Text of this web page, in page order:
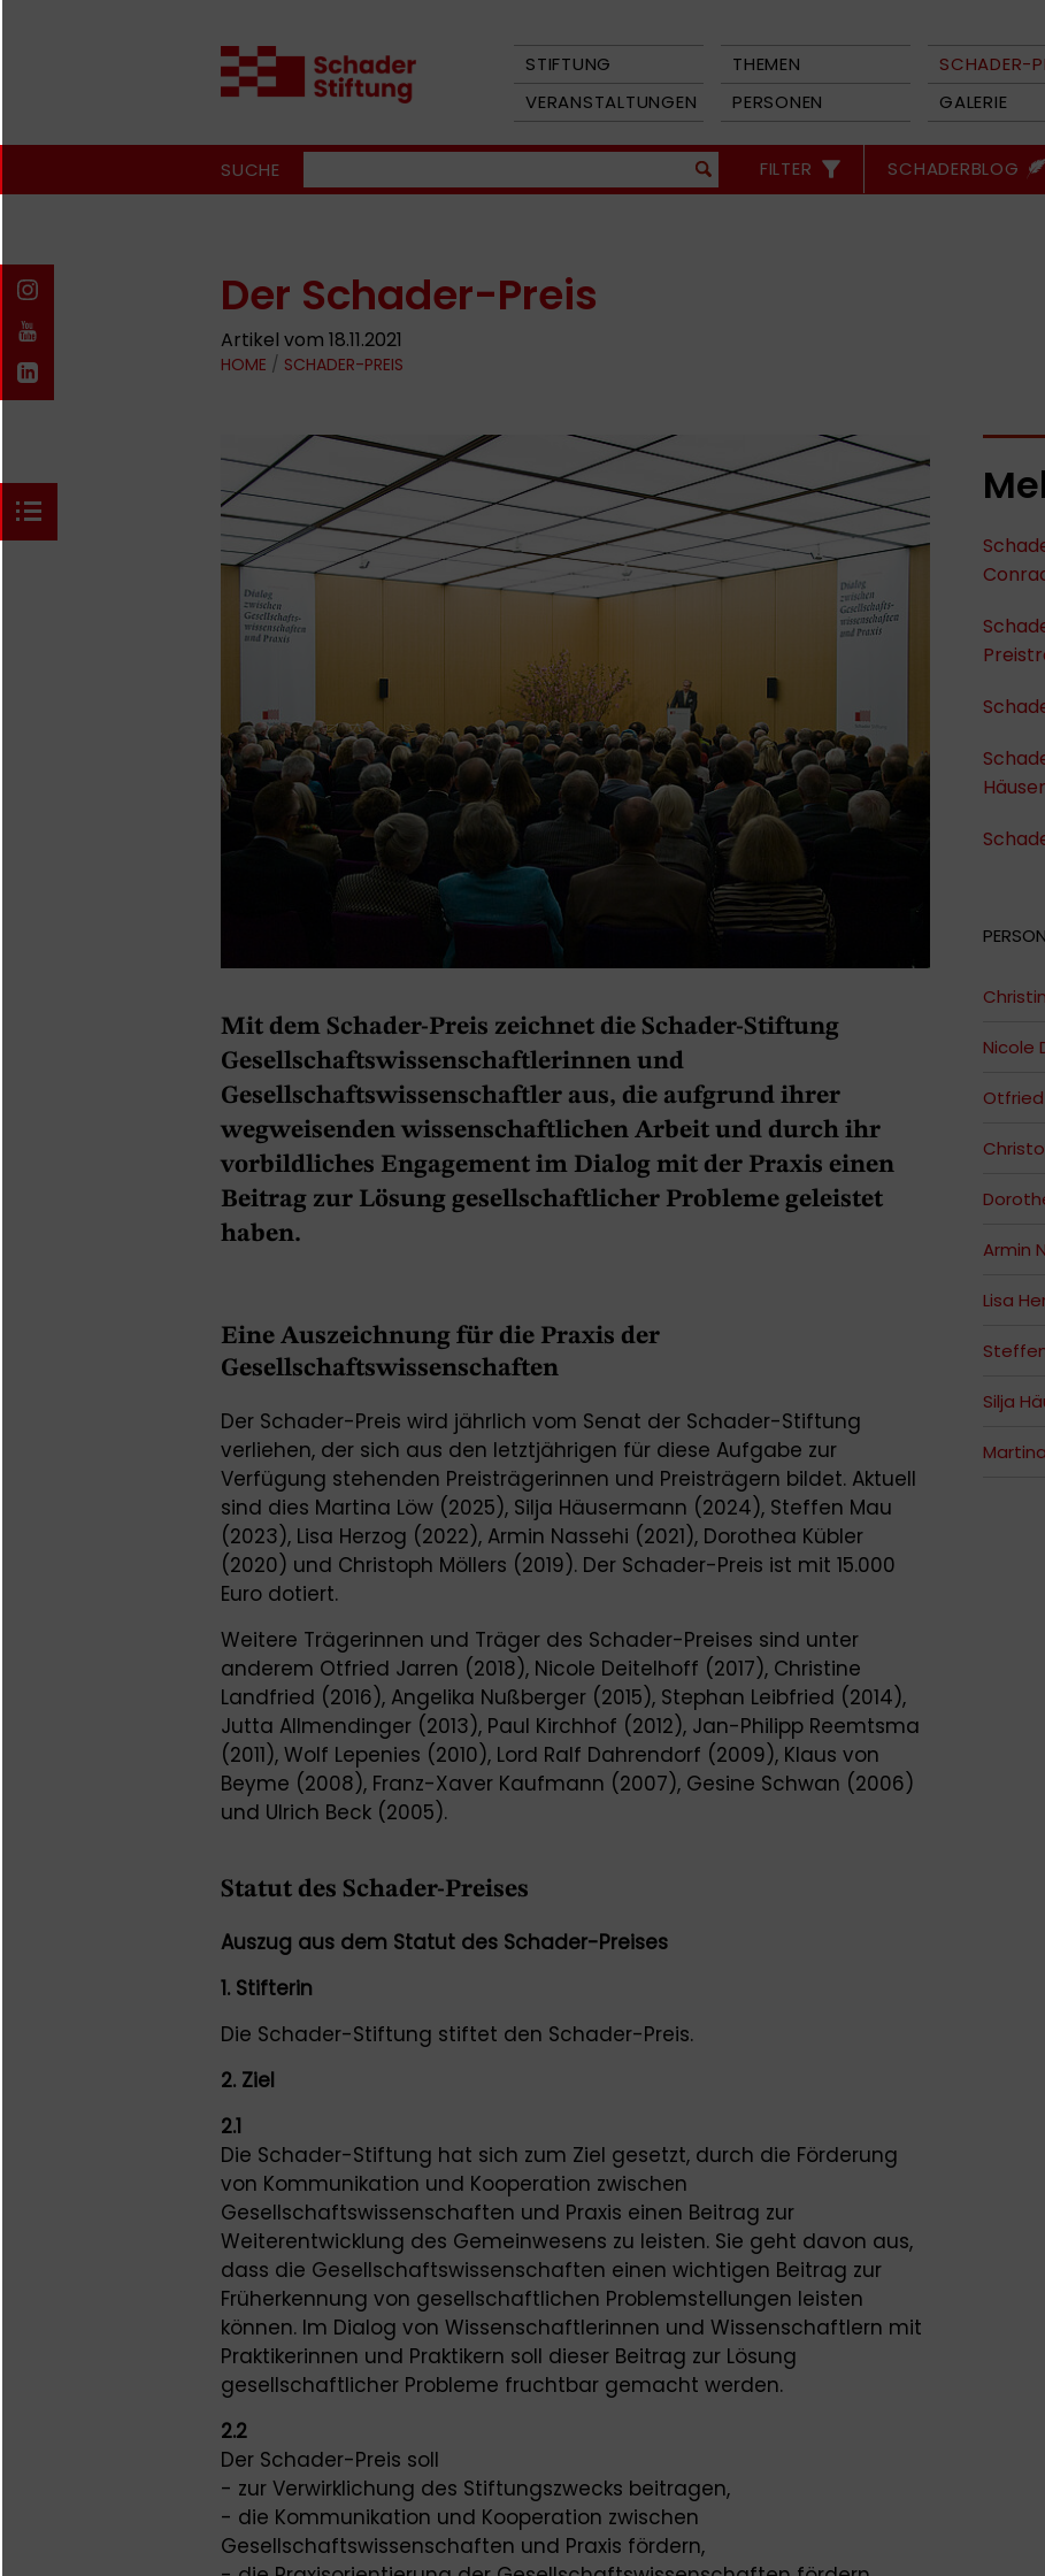
STIFTUNG THEMEN SCHADER-
VERANSTALTUNGEN
PERSONEN GALERIE
SUCHE FILTER SCHADERBLOG
Der Schader-Preis
Artikel vom 18.11.2021
HOME / SCHADER-PREIS
Mit dem Schader-Preis zeichnet die Schader-Stiftung
Gesellschaftswissenschaftlerinnen und
Gesellschaftswissenschaftler aus, die aufgrund ihrer
wegweisenden wissenschaftlichen Arbeit und durch ihr
vorbildliches Engagement im Dialog mit der Praxis einen
Beitrag zur Lösung gesellschaftlicher Probleme geleistet
haben.
Eine Auszeichnung für die Praxis der
Gesellschaftswissenschaften
Der Schader-Preis wird jährlich vom Senat der Schader-Stiftung
verliehen, der sich aus den letztjährigen für diese Aufgabe zur
Verfügung stehenden Preisträgerinnen und Preisträgern bildet. Aktuell
sind dies Martina Löw (2025), Silja Häusermann (2024), Steffen Mau
(2023), Lisa Herzog (2022), Armin Nassehi (2021), Dorothea Kübler
(2020) und Christoph Möllers (2019). Der Schader-Preis ist mit 15.000
Euro dotiert.
Weitere Trägerinnen und Träger des Schader-Preises sind unter
anderem Otfried Jarren (2018), Nicole Deitelhoff (2017), Christine
Landfried (2016), Angelika Nußberger (2015), Stephan Leibfried (2014),
Jutta Allmendinger (2013), Paul Kirchhof (2012), Jan-Philipp Reemtsma
(2011), Wolf Lepenies (2010), Lord Ralf Dahrendorf (2009), Klaus von
Beyme (2008), Franz-Xaver Kaufmann (2007), Gesine Schwan (2006)
und Ulrich Beck (2005).
Statut des Schader-Preises
Auszug aus dem Statut des Schader-Preises
1. Stifterin
Die Schader-Stiftung stiftet den Schader-Preis.
2. Ziel
2.1
Die Schader-Stiftung hat sich zum Ziel gesetzt, durch die Förderung
von Kommunikation und Kooperation zwischen
Gesellschaftswissenschaften und Praxis einen Beitrag zur
Weiterentwicklung des Gemeinwesens zu leisten. Sie geht davon aus,
dass die Gesellschaftswissenschaften einen wichtigen Beitrag zur
Früherkennung von gesellschaftlichen Problemstellungen leisten
können. Im Dialog von Wissenschaftlerinnen und Wissenschaftlern mit
Praktikerinnen und Praktikern soll dieser Beitrag zur Lösung
gesellschaftlicher Probleme fruchtbar gemacht werden.
2.2
Der Schader-Preis soll
- zur Verwirklichung des Stiftungszwecks beitragen,
- die Kommunikation und Kooperation zwischen
Gesellschaftswissenschaften und Praxis fördern,
Nicole
Armin
Lisa
Silja